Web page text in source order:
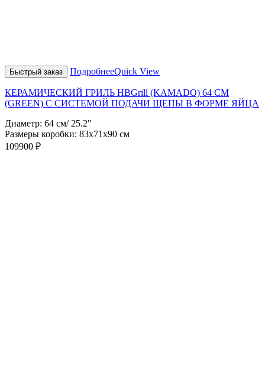
Быстрый заказ ПодробнееQuick View
КЕРАМИЧЕСКИЙ ГРИЛЬ HBGrill (KAMADO) 64 СМ
(GREEN) С СИСТЕМОЙ ПОДАЧИ ЩЕПЫ В ФОРМЕ ЯЙЦА
Диаметр: 64 см/ 25.2"
Размеры коробки: 83х71х90 см
109900 ₽